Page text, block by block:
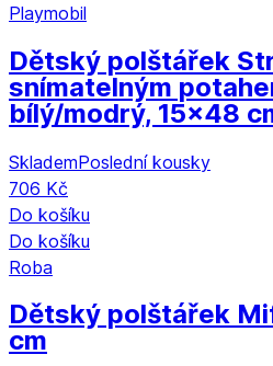
Playmobil
Dětský polštářek
snímatelným
bílý/modrý, 15x48
SklademPoslední kousky
706 Kč
Do košíku
Do košíku
Roba
Dětský polštářek
cm